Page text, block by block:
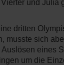
Vierter und
dritten
musste sich
Auslösen eines
um die